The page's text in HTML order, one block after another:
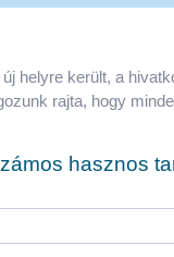
helyre került, a
rajta, hogy
hasznos